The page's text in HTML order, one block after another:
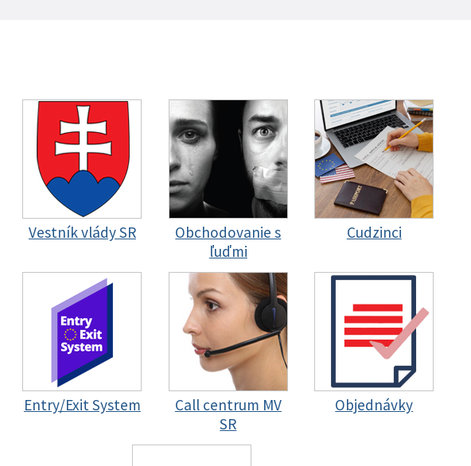
Vestník vlády SR
Obchodovanie s
ľuďmi
Cudzinci
Entry/Exit System
Call centrum MV
SR
Objednávky